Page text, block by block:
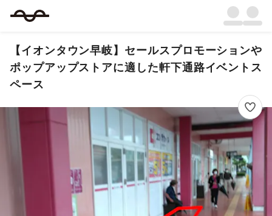
【イオンタウン早岐】セールスプロモーションや
ポップアップストアに適した軒下通路イベントス
ペース